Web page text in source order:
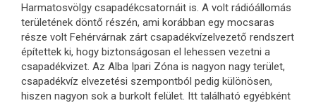
Harmatosvölgy csapadékcsatornáit is. A volt rádióállomás
területének döntő részén, ami korábban egy mocsaras
része volt Fehérvárnak zárt csapadékvízelvezető rendszert
építettek ki, hogy biztonságosan el lehessen vezetni a
csapadékvizet. Az Alba Ipari Zóna is nagyon nagy terület,
csapadékvíz elvezetési szempontból pedig különösen,
hiszen nagyon sok a burkolt felület. Itt található egyébként